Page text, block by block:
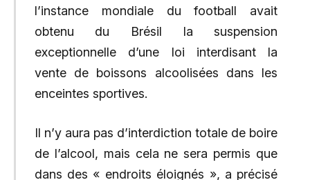
l’instance mondiale du football avait
obtenu du Brésil la suspension
exceptionnelle d’une loi interdisant la
vente de boissons alcoolisées dans les
enceintes sportives.
Il n’y aura pas d’interdiction totale de boire
de l’alcool, mais cela ne sera permis que
dans des « endroits éloignés », a précisé